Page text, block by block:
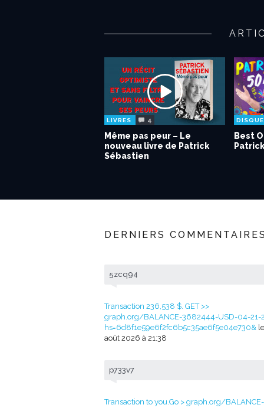
LIVRES 4
Même pas peur – Le
nouveau livre de Patrick
Sébastien
Best
DERNIERS COMMENTAIRES
5zcq94
Transaction 236,538 $. GET >>
graph.org/BALANCE-3682444-USD-04-21-
hs=6d8f1e59e6f2fc6b5c35ae6f5e04e730&
août 2026 à 21:38
p733v7
Transaction to you.Go > graph.org/BALANCE-